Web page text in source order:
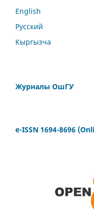
English
Русский
Кыргызча
Журналы ОшГУ
e-ISSN 1694-8696